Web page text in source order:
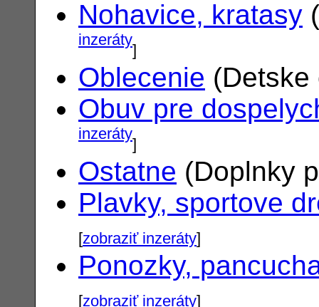
Nohavice, kratasy
inzeráty]
Oblecenie
Obuv pre
inzeráty]
Ostatne (Doplnky
Plavky, sportove
[zobraziť inzeráty]
Ponozky,
[zobraziť inzeráty]